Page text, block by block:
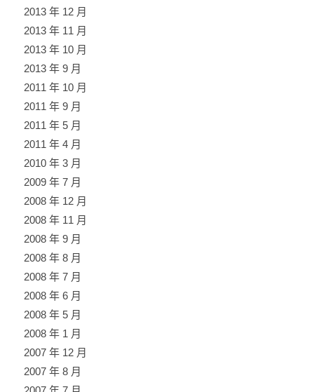
2013 年 12 月
2013 年 11 月
2013 年 10 月
2013 年 9 月
2011 年 10 月
2011 年 9 月
2011 年 5 月
2011 年 4 月
2010 年 3 月
2009 年 7 月
2008 年 12 月
2008 年 11 月
2008 年 9 月
2008 年 8 月
2008 年 7 月
2008 年 6 月
2008 年 5 月
2008 年 1 月
2007 年 12 月
2007 年 8 月